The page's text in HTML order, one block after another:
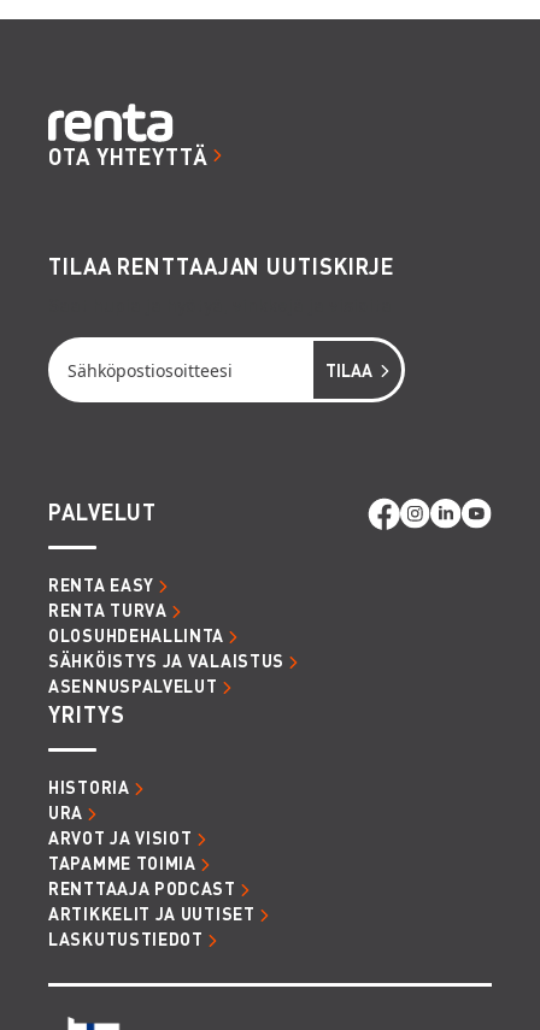
OTA YHTEYTTÄ
TILAA RENTTAAJAN UUTISKIRJE
PALVELUT
RENTA EASY
RENTA TURVA
OLOSUHDEHALLINTA
SÄHKÖISTYS JA VALAISTUS
ASENNUSPALVELUT
YRITYS
HISTORIA
URA
ARVOT JA VISIOT
TAPAMME TOIMIA
RENTTAAJA PODCAST
ARTIKKELIT JA UUTISET
LASKUTUSTIEDOT